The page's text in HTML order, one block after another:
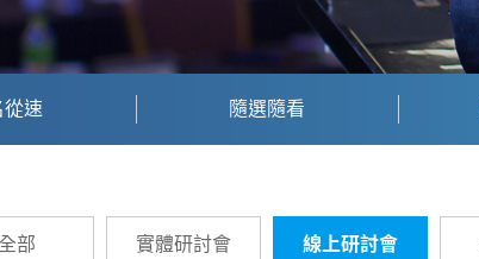
速 隨選隨看
部 實體研討會 線上研討會